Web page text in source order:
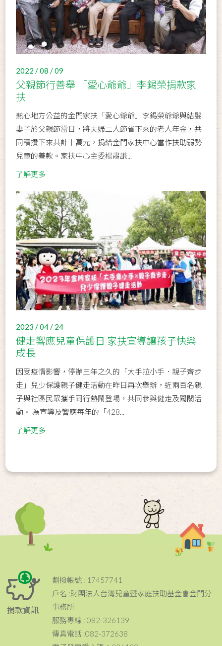
2022 / 08 / 09
父親節行善舉 「愛心爺爺」李錫榮捐款家
扶
熱心地方公益的金門家扶「愛心爺爺」李錫榮爺爺與結髮
妻子於父親節當日，將夫婦二人節省下來的老人年金，共
同積攢下來共計十萬元，捐給金門家扶中心當作扶助弱勢
兒童的善款。家扶中心主委楊肅謙...
了解更多
2023 / 04 / 24
健走響應兒童保護日 家扶宣導讓孩子快樂
成長
因受疫情影響，停辦三年之久的「大手拉小手．親子齊步
走」兒少保護親子健走活動在昨日再次舉辦，近兩百名親
子與社區民眾攜手同行熱鬧登場，共同參與健走及闖關活
動。 為宣導及響應每年的「428...
了解更多
捐款資訊
劃撥帳號 : 17457741
戶名 :財團法人台灣兒童暨家庭扶助基金會金門分
事務所
服務專線 : 082-326139
傳真電話 :082-372638